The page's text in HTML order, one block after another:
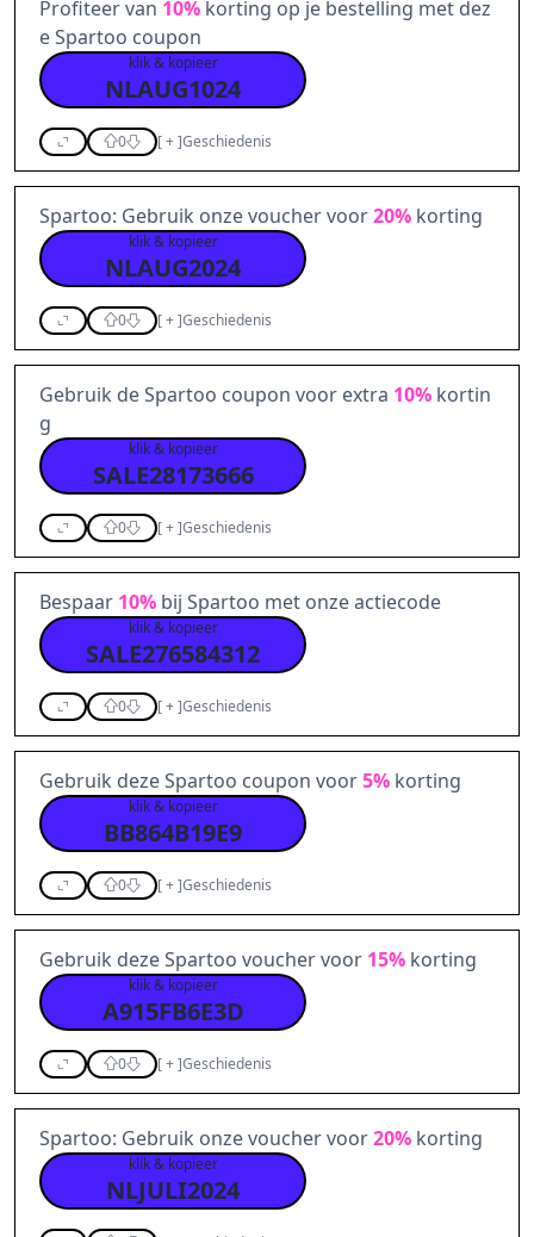
Profiteer van 10% korting op je bestelling met dez
e Spartoo coupon
klik & kopieer
NLAUG1024
0 [+]Geschiedenis
Spartoo: Gebruik onze voucher voor20% korting
klik & kopieer
NLAUG2024
0 [+]Geschiedenis
Gebruik de Spartoo coupon voor extra 10% kortin
g
klik & kopieer
SALE28173666
0 [+]Geschiedenis
Bespaar 10% bij Spartoo met onze actiecode
klik & kopieer
SALE276584312
0 [+]Geschiedenis
Gebruik deze Spartoo coupon voor5% korting
klik & kopieer
BB864B19E9
0 [+]Geschiedenis
Gebruik deze Spartoo voucher voor 15% korting
klik & kopieer
A915FB6E3D
0 [+]Geschiedenis
Spartoo: Gebruik onze voucher voor20% korting
klik & kopieer
NLJULI2024